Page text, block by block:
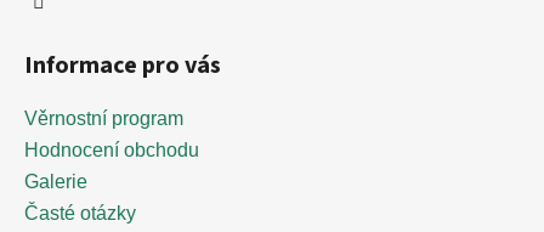
Informace pro vás
Věrnostní program
Hodnocení obchodu
Galerie
Časté otázky